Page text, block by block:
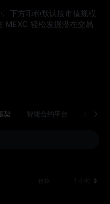
SPCX
UNITREE
宇树科
下方币种默认按市值规模
MEXC 轻松发掘潜在交易
架 智能合约平台 第 1 层
价格 1 小时